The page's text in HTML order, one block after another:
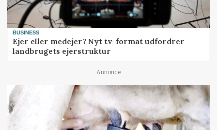
BUSINESS
Ejer eller medejer? Nyt tv-format udfordrer
landbrugets ejerstruktur
Annonce